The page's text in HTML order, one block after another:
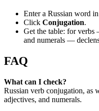
Enter a Russian word in
Click Conjugation.
Get the table: for
and numerals —
FAQ
What can I check?
Russian verb conjugation, as
adjectives, and numerals.